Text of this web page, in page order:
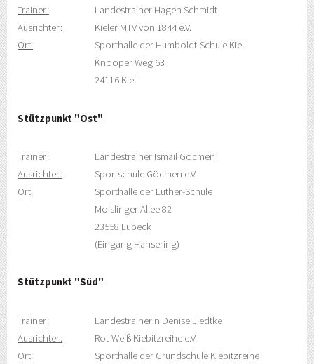
Trainer:
Landestrainer Hagen Schmidt
Ausrichter:
Kieler MTV von 1844 e.V.
Ort:
Sporthalle der Humboldt-Schule Kiel
Knooper Weg 63
24116 Kiel
Stützpunkt "Ost"
Trainer:
Landestrainer Ismail Göcmen
Ausrichter:
Sportschule Göcmen e.V.
Ort:
Sporthalle der Luther-Schule
Moislinger Allee 82
23558 Lübeck
(Eingang Hansering)
Stützpunkt "Süd"
Trainer:
Landestrainerin Denise Liedtke
Ausrichter:
Rot-Weiß Kiebitzreihe e.V.
Ort:
Sporthalle der Grundschule Kiebitzreihe